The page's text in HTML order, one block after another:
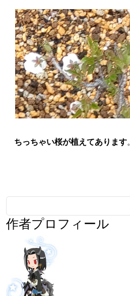
ちっちゃい桜が植えてあります。
作者プロフィール